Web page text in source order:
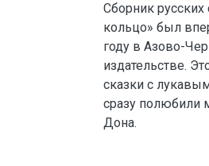
Сборник
кольцо» был
году в Азово-
издательстве.
сказки с
сразу полюбили
Дона.